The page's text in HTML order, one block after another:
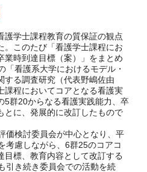
護学士課程教育の質保証の観点
。このたび「看護学士課程にお
業時到達目標（案）」をまとめ
「看護系大学におけるモデル・
する調査研究（代表野嶋佐由
課程においてコアとなる看護実
5群20からなる看護実践能力、卒
とに、発展的に改訂したもので
価検討委員会が中心となり、平
考慮しながら、6群25のコアコ
目標、教育内容として改訂する
引き続き委員会での活動を続